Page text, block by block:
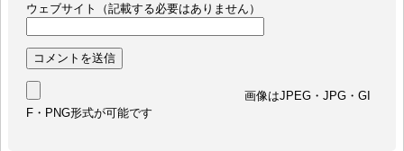
ウェブサイト（記載する必要はありません）
画像はJPEG・JPG・GI
F・PNG形式が可能です